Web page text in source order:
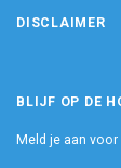
DISCLAIMER
BLIJF OP DE
Meld je aan